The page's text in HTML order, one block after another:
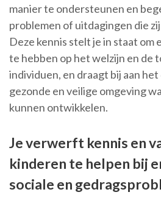
manier te ondersteunen en
problemen of uitdagingen die
Deze kennis stelt je in staat om
te hebben op het welzijn en de
individuen, en draagt bij aan
gezonde en veilige omgeving
kunnen ontwikkelen.
Je verwerft kennis en
kinderen te helpen bij
sociale en